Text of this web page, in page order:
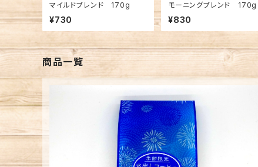
マイルドブレンド 170g
¥730
モーニングブレンド 170g
¥830
商品一覧